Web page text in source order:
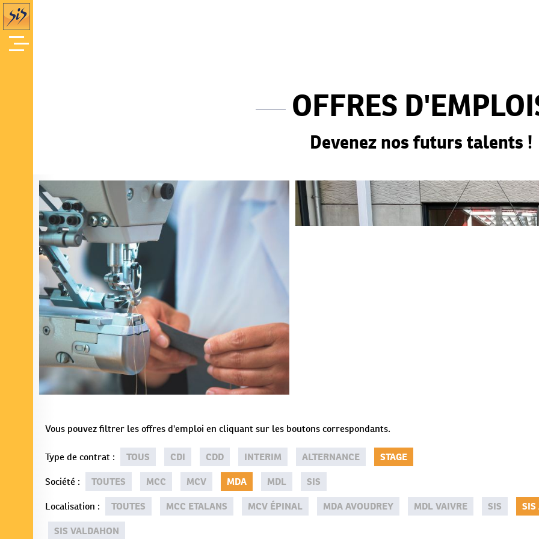
OFFRES
Devenez nos futurs talents !
Vous pouvez filtrer les offres d'emploi en cliquant sur les boutons correspondants.
Type de contrat : TOUS CDI CDD INTERIM ALTERNANCE
STAGE
Société : TOUTES MCC MCV MDA MDL
SIS
Localisation : TOUTES MCC ETALANS MCV ÉPINAL MDA AVOUDREY MDL VAIVRE SIS
SIS
SIS VALDAHON